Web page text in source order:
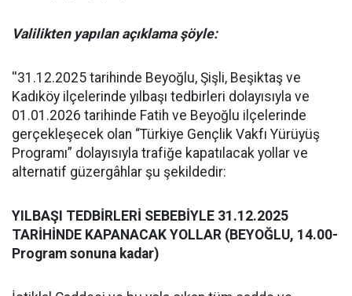
Valilikten yapılan açıklama şöyle:
''31.12.2025 tarihinde Beyoğlu, Şişli, Beşiktaş ve
Kadıköy ilçelerinde yılbaşı tedbirleri dolayısıyla ve
01.01.2026 tarihinde Fatih ve Beyoğlu ilçelerinde
gerçekleşecek olan “Türkiye Gençlik Vakfı Yürüyüş
Programı” dolayısıyla trafiğe kapatılacak yollar ve
alternatif güzergâhlar şu şekildedir:
YILBAŞI TEDBİRLERİ SEBEBİYLE 31.12.2025
TARİHİNDE KAPANACAK YOLLAR (BEYOĞLU, 14.00-
Program sonuna kadar)